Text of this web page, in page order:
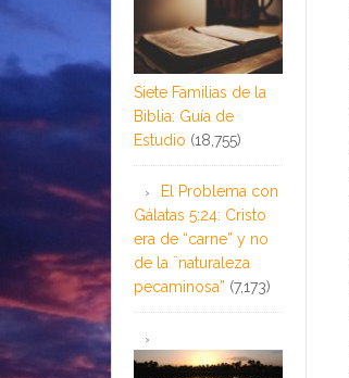
Siete Familias de la
Biblia: Guía de
Estudio (18,755)
El Problema con
Gálatas 5:24: Cristo
era de “carne” y no
de la ¨naturaleza
pecaminosa” (7,173)